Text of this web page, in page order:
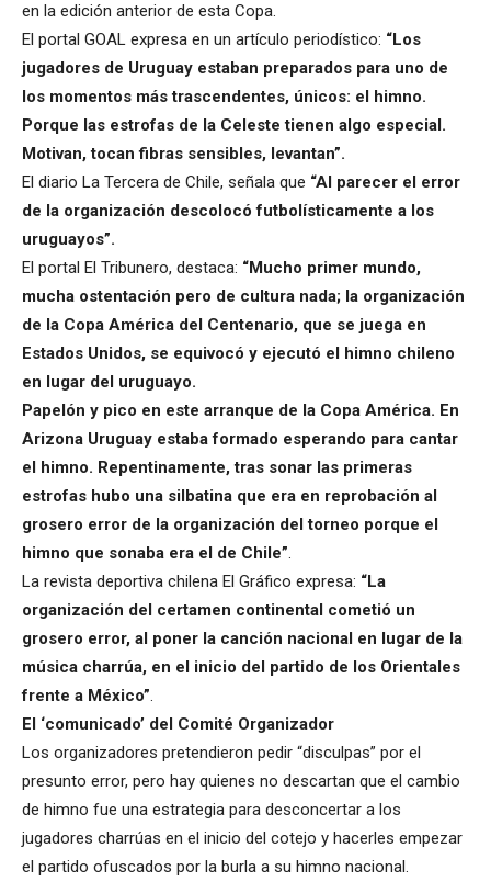
en la edición anterior de esta Copa.
El portal GOAL expresa en un artículo periodístico: “Los
jugadores de Uruguay estaban preparados para uno de
los momentos más trascendentes, únicos: el himno.
Porque las estrofas de la Celeste tienen algo especial.
Motivan, tocan fibras sensibles, levantan”.
El diario La Tercera de Chile, señala que “Al parecer el error
de la organización descolocó futbolísticamente a los
uruguayos”.
El portal El Tribunero, destaca: “Mucho primer mundo,
mucha ostentación pero de cultura nada; la organización
de la Copa América del Centenario, que se juega en
Estados Unidos, se equivocó y ejecutó el himno chileno
en lugar del uruguayo.
Papelón y pico en este arranque de la Copa América. En
Arizona Uruguay estaba formado esperando para cantar
el himno. Repentinamente, tras sonar las primeras
estrofas hubo una silbatina que era en reprobación al
grosero error de la organización del torneo porque el
himno que sonaba era el de Chile”.
La revista deportiva chilena El Gráfico expresa: “La
organización del certamen continental cometió un
grosero error, al poner la canción nacional en lugar de la
música charrúa, en el inicio del partido de los Orientales
frente a México”.
El ‘comunicado’ del Comité Organizador
Los organizadores pretendieron pedir “disculpas” por el
presunto error, pero hay quienes no descartan que el cambio
de himno fue una estrategia para desconcertar a los
jugadores charrúas en el inicio del cotejo y hacerles empezar
el partido ofuscados por la burla a su himno nacional.